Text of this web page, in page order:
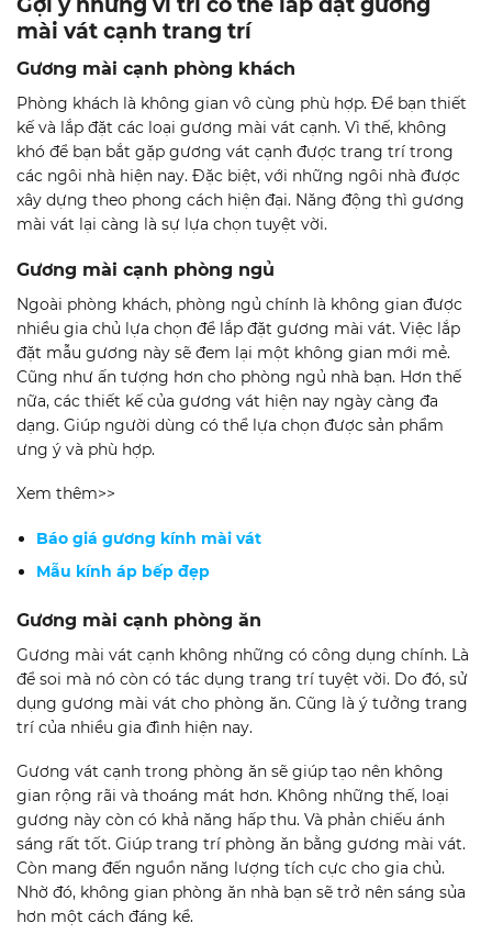
mài vát cạnh trang trí
Gương mài cạnh phòng khách
Phòng khách là không gian vô cùng phù hợp. Để bạn thiết
kế và lắp đặt các loại gương mài vát cạnh. Vì thế, không
khó để bạn bắt gặp gương vát cạnh được trang trí trong
các ngôi nhà hiện nay. Đặc biệt, với những ngôi nhà được
xây dựng theo phong cách hiện đại. Năng động thì gương
mài vát lại càng là sự lựa chọn tuyệt vời.
Gương mài cạnh phòng ngủ
Ngoài phòng khách, phòng ngủ chính là không gian được
nhiều gia chủ lựa chọn để lắp đặt gương mài vát. Việc lắp
đặt mẫu gương này sẽ đem lại một không gian mới mẻ.
Cũng như ấn tượng hơn cho phòng ngủ nhà bạn. Hơn thế
nữa, các thiết kế của gương vát hiện nay ngày càng đa
dạng. Giúp người dùng có thể lựa chọn được sản phẩm
ưng ý và phù hợp.
Xem thêm>>
Báo giá gương kính mài vát
Mẫu kính áp bếp đẹp
Gương mài cạnh phòng ăn
Gương mài vát cạnh không những có công dụng chính. Là
để soi mà nó còn có tác dụng trang trí tuyệt vời. Do đó, sử
dụng gương mài vát cho phòng ăn. Cũng là ý tưởng trang
trí của nhiều gia đình hiện nay.
Gương vát cạnh trong phòng ăn sẽ giúp tạo nên không
gian rộng rãi và thoáng mát hơn. Không những thế, loại
gương này còn có khả năng hấp thu. Và phản chiếu ánh
sáng rất tốt. Giúp trang trí phòng ăn bằng gương mài vát.
Còn mang đến nguồn năng lượng tích cực cho gia chủ.
Nhờ đó, không gian phòng ăn nhà bạn sẽ trở nên sáng sủa
hơn một cách đáng kể.